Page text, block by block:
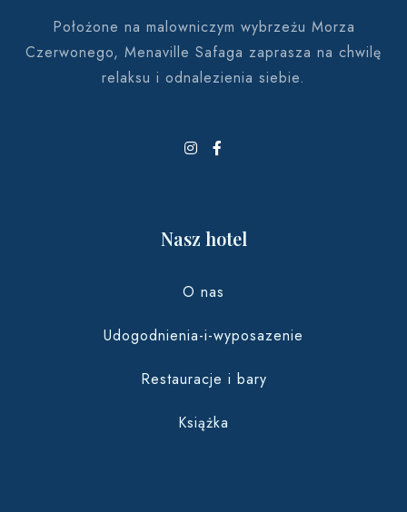
Położone na malowniczym wybrzeżu Morza
Czerwonego, Menaville Safaga zaprasza na chwilę
relaksu i odnalezienia siebie.
Nasz hotel
O nas
Udogodnienia-i-wyposazenie
Restauracje i bary
Książka